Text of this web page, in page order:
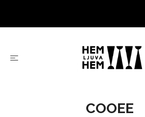
COOEE